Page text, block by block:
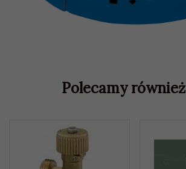
Polecamy również